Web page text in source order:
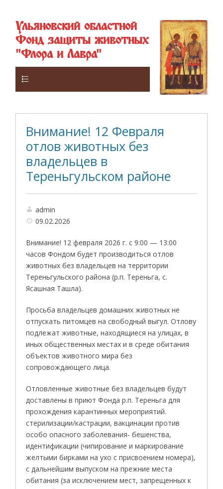
Ульяновский областной
Фонд защиты животных
"Флора и Лавра"
Внимание! 12 Февраля
отлов животных без
владельцев в
Тереньгульском районе
admin
09.02.2026
Внимание! 12 февраля 2026 г. с 9:00 — 13:00
часов Фондом будет производиться отлов
животных без владельцев на территории
Тереньгульского района (р.п. Тереньга, с.
Ясашная Ташла).
Просьба владельцев домашних животных не
отпускать питомцев на свободный выгул. Отлову
подлежат животные, находящиеся на улицах, в
иных общественных местах и в среде обитания
объектов животного мира без
сопровождающего лица.
Отловленные животные без владельцев будут
доставлены в приют Фонда р.п. Тереньга для
прохождения карантинных мероприятий.
стерилизации/кастрации, вакцинации против
особо опасного заболевания- бешенства,
идентификации (чипирование и маркирование
желтыми бирками на ухо с присвоением номера),
с дальнейшим выпуском на прежние места
обитания (за исключением мест, запрещенных к